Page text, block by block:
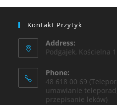
Kontakt Przytyk
Address:
Podgajek, Kościelna
Phone:
48 618 00 69
umawianie
przepisanie leków)